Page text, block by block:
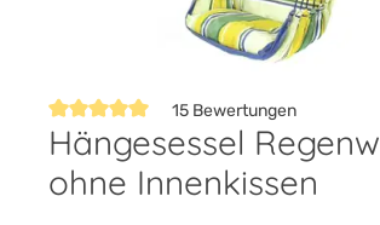
Durchschnittliche Bewertung von 5 von 5
15 Bewertungen
Hängesessel
ohne Innenkissen